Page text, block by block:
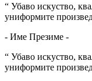
“ Убаво искуство,
униформите
- Име Презиме -
“ Убаво искуство,
униформите